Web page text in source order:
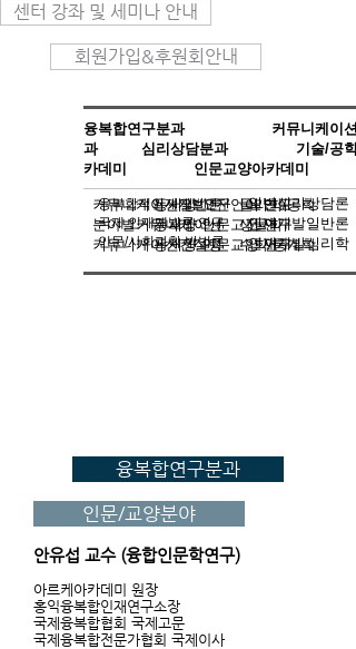
센터 강좌 및 세미나 안내
회원가입&후원회안내
융복합연구분과
커뮤니케이션
과 심리상담분과 기술/공학
카데미 인문교양아카데미
융복합적인재개발연구
국제 인재개발론 연구
인문/사회과학 방법론
일반심리상담론
인재개발일반론
인재개발심리학
커뮤니케이션일반론
분야별커뮤니케이션
커뮤니케이션컨설팅
물리학/공학
생물학
수학/통계학
동서양 고전언어 연구
동서양 인문고전 연구
동서양 인문교양 연구
융복합연구분과
인문/교양분야
안유섭 교수 (융합인문학연구)
아르케아카데미 원장
홍익융복합인재연구소장
국제융복합협회 국제고문
국제융복합전문가협회 국제이사